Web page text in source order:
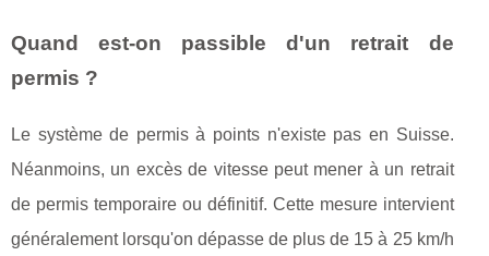
Quand est-on passible d'un retrait de
permis ?
Le système de permis à points n'existe pas en Suisse.
Néanmoins, un excès de vitesse peut mener à un retrait
de permis temporaire ou définitif. Cette mesure intervient
généralement lorsqu'on dépasse de plus de 15 à 25 km/h